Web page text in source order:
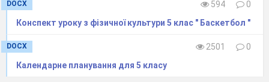
Вчитель фізичної культури. Учні по черзі підбігають
DOCX 594
0
Конспект уроку з фізичної культури 5 клас " Баскетбол "
DOCX 2501
0
Календарне планування для 5 класу